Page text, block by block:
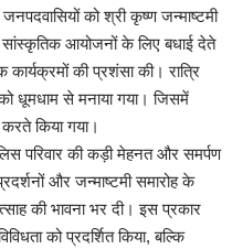
को श्री कृष्ण जन्माष्टमी
सांस्कृतिक आयोजनों के लिए बधाई देते
कार्यक्रमों की प्रशंसा की। रात्रि
धूमधाम से मनाया गया। जिसमें
करते किया गया।
परिवार की कड़ी मेहनत और समर्पण
और जन्माष्टमी समारोह के
की भावना भर दी। इस प्रकार
को प्रदर्शित किया, बल्कि